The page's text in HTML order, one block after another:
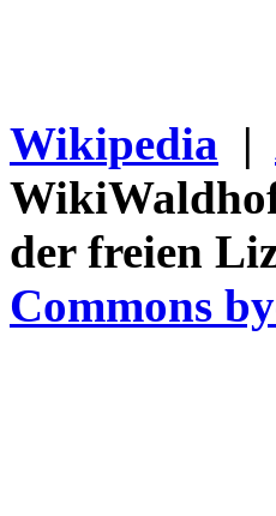
Wikipedia |
der freien
Commons